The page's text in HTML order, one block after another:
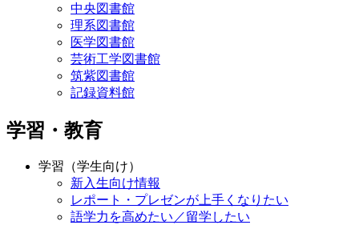
中央図書館
理系図書館
医学図書館
芸術工学図書館
筑紫図書館
記録資料館
学習・教育
学習（学生向け）
新入生向け情報
レポート・プレゼンが上手くなりたい
語学力を高めたい／留学したい